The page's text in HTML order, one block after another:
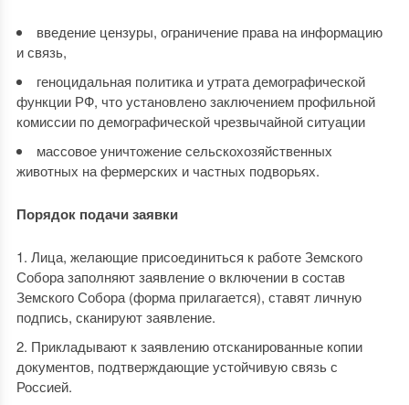
введение цензуры, ограничение права на информацию
и связь,
геноцидальная политика и утрата демографической
функции РФ, что установлено заключением профильной
комиссии по демографической чрезвычайной ситуации
массовое уничтожение сельскохозяйственных
животных на фермерских и частных подворьях.
Порядок подачи заявки
Лица, желающие присоединиться к работе Земского
Собора заполняют заявление о включении в состав
Земского Собора (форма прилагается), ставят личную
подпись, сканируют заявление.
Прикладывают к заявлению отсканированные копии
документов, подтверждающие устойчивую связь с
Россией.